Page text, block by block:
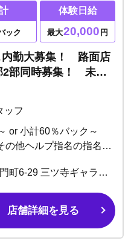
ック
体験日給
最大20,000 円
内勤大募集！ 路面店
2部同時募集！ 未経
ッフ
or 小計60％バック～
ルプ指名の指名バックあり！
大阪市中央区宗右衛門町6-29 三ツ寺ギャラクシービル3号館B1F
店舗詳細を見る